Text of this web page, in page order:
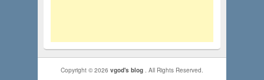
Copyright © 2026 vgod's blog . All Rights Reserved.